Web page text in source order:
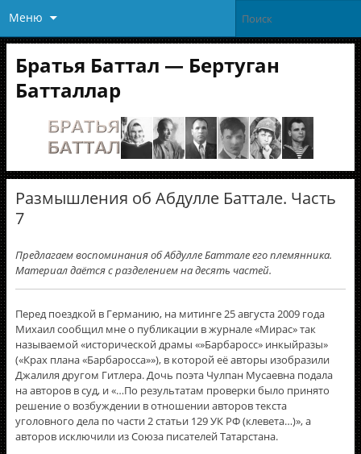
Меню
Братья Баттал — Бертуган
Батталлар
Размышления об Абдулле Баттале. Часть
7
Предлагаем воспоминания об Абдулле Баттале его племянника.
Материал даётся с разделением на десять частей.
Перед поездкой в Германию, на митинге 25 августа 2009 года
Михаил сообщил мне о публикации в журнале «Мирас» так
называемой «исторической драмы «»Барбаросс» инкыйразы»
(«Крах плана «Барбаросса»»), в которой её авторы изобразили
Джалиля другом Гитлера. Дочь поэта Чулпан Мусаевна подала
на авторов в суд, и «…По результатам проверки было принято
решение о возбуждении в отношении авторов текста
уголовного дела по части 2 статьи 129 УК РФ (клевета…)», а
авторов исключили из Союза писателей Татарстана.